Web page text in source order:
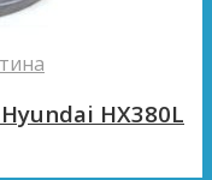
HX380L